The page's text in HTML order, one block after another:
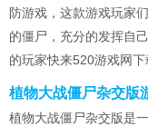
防游戏，这款游戏玩家
的僵尸，充分的发挥自
的玩家快来520游戏网下
植物大战僵尸杂交版
植物大战僵尸杂交版是